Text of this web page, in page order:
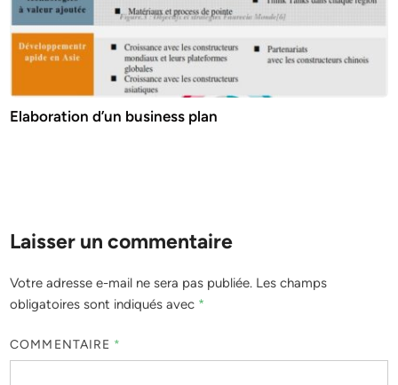
Elaboration d’un business plan
Laisser un commentaire
Votre adresse e-mail ne sera pas publiée. Les champs
obligatoires sont indiqués avec *
COMMENTAIRE *